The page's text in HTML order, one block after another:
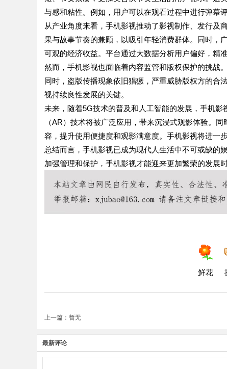
与感和粘性。例如，用户可以在观看过程中进行弹幕
从产业角度来看，手机影视推动了影视制作、发行及
果与故事节奏的兼顾，以吸引年轻消费群体。同时，
可观的经济收益。平台通过大数据分析用户偏好，精
然而，手机影视也面临着内容监管和版权保护的挑战
同时，盗版传播现象依旧猖獗，严重威胁版权方的合
视持续良性发展的关键。
未来，随着5G技术的普及和人工智能的发展，手机
（AR）技术将被广泛应用，带来沉浸式观影体验。
容，提升使用便捷度和观影满意度。手机影视将进一
总结而言，手机影视已成为现代人生活中不可或缺的
加强管理和保护，手机影视才能迎来更加繁荣的发展
鲜花
上一篇：暂无
最新评论